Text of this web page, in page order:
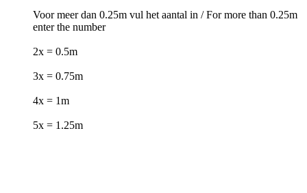
Voor meer dan 0.25m vul het aantal in / For more than 0.25m
enter the number
2x = 0.5m
3x = 0.75m
4x = 1m
5x = 1.25m